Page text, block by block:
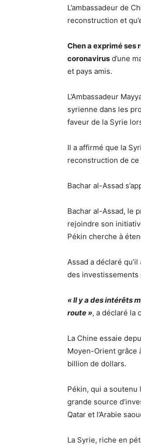
L’ambassadeur de
reconstruction et
Chen a exprimé ses
coronavirus d’une
et pays amis.
L’Ambassadeur
syrienne dans les
faveur de la Syrie
Il a affirmé que la
reconstruction de
Bachar al-Assad
Bachar al-Assad, le
rejoindre son
Pékin cherche à
Assad a déclaré
des
« Il y a des intérêts
route », a déclaré la
La Chine essaie
Moyen-Orient grâce
billion de dollars.
Pékin, qui a soutenu
grande source
Qatar et l’Arabie
La Syrie, riche en